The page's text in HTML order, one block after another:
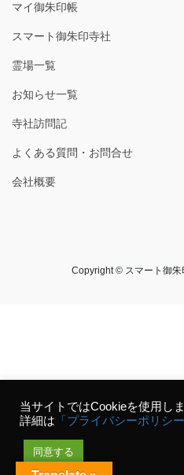
マイ御朱印帳
スマート御朱印寺社
霊場一覧
お知らせ一覧
寺社訪問記
よくある質問・お問合せ
会社概要
Copyright © スマート御
当サイトではCookieを使用し
詳細は 「プライバシーポリシー
同意する